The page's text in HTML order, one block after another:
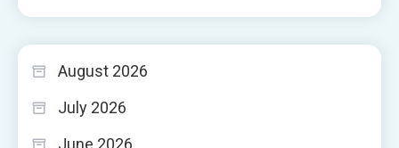
August 2026
July 2026
June 2026